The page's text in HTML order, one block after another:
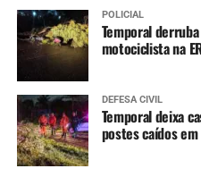
POLICIAL
Temporal
motociclista na
DEFESA CIVIL
Temporal deixa
postes caídos